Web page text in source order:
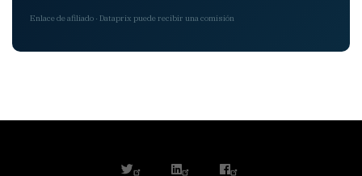
Enlace de afiliado · Dataprix puede recibir una comisión
twitterlinkedinfacebook